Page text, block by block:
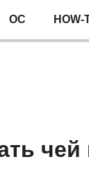
ОС HOW-